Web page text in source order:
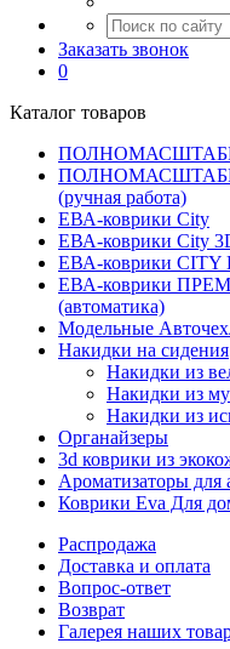
Заказать звонок
0
Каталог товаров
(ручная работа)
ЕВА-коврики City
ЕВА-коврики City
ЕВА-коврики CITY
ЕВА-коврики
(автоматика)
Модельные
Накидки на сидения
Накидки из
Накидки из
Накидки из
Органайзеры
3d коврики из
Ароматизаторы для
Коврики Eva Для
Распродажа
Доставка и оплата
Вопрос-ответ
Возврат
Галерея наших